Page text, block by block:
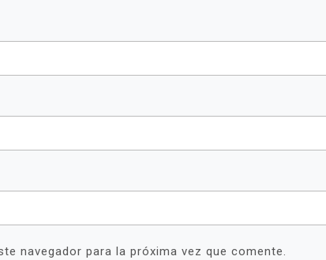
navegador para la próxima vez que comente.